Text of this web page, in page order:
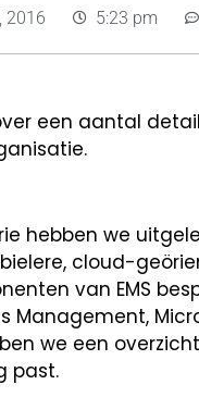
2016 5:23 pm
een aantal
hebben we
cloud-
van EMS
Management,
we een
past.